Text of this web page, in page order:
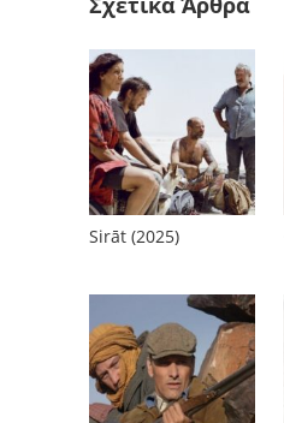
Sirāt (2025)